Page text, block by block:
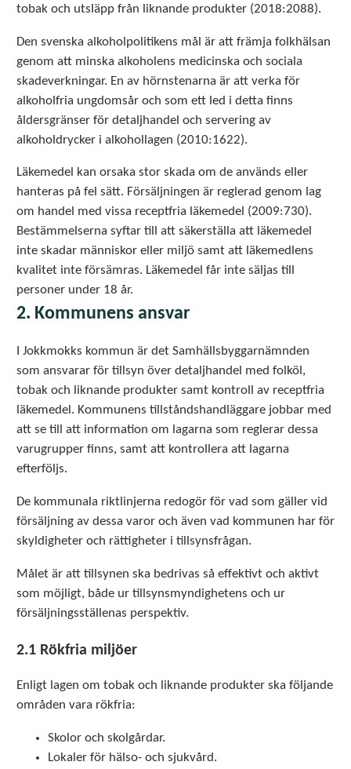
tobak och utsläpp från liknande produkter (2018:2088).
Den svenska alkoholpolitikens mål är att främja folkhälsan
genom att minska alkoholens medicinska och sociala
skadeverkningar. En av hörnstenarna är att verka för
alkoholfria ungdomsår och som ett led i detta finns
åldersgränser för detaljhandel och servering av
alkoholdrycker i alkohollagen (2010:1622).
Läkemedel kan orsaka stor skada om de används eller
hanteras på fel sätt. Försäljningen är reglerad genom lag
om handel med vissa receptfria läkemedel (2009:730).
Bestämmelserna syftar till att säkerställa att läkemedel
inte skadar människor eller miljö samt att läkemedlens
kvalitet inte försämras. Läkemedel får inte säljas till
personer under 18 år.
2. Kommunens ansvar
I Jokkmokks kommun är det Samhällsbyggarnämnden
som ansvarar för tillsyn över detaljhandel med folköl,
tobak och liknande produkter samt kontroll av receptfria
läkemedel. Kommunens tillståndshandläggare jobbar med
att se till att information om lagarna som reglerar dessa
varugrupper finns, samt att kontrollera att lagarna
efterföljs.
De kommunala riktlinjerna redogör för vad som gäller vid
försäljning av dessa varor och även vad kommunen har för
skyldigheter och rättigheter i tillsynsfrågan.
Målet är att tillsynen ska bedrivas så effektivt och aktivt
som möjligt, både ur tillsynsmyndighetens och ur
försäljningsställenas perspektiv.
2.1 Rökfria miljöer
Enligt lagen om tobak och liknande produkter ska följande
områden vara rökfria:
Skolor och skolgårdar.
Lokaler för hälso- och sjukvård.